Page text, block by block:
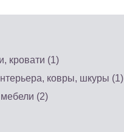
кровати (1)
ковры, шкуры (1)
(2)